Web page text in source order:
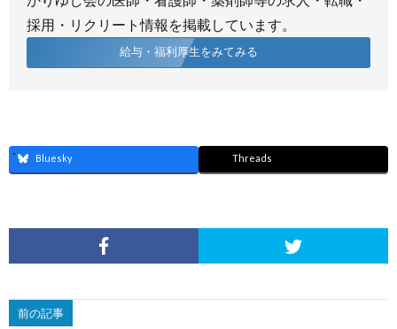
採用・リクリート情報を掲載しています。
給与・福利厚生をみてみる
Bluesky Threads
前の記事